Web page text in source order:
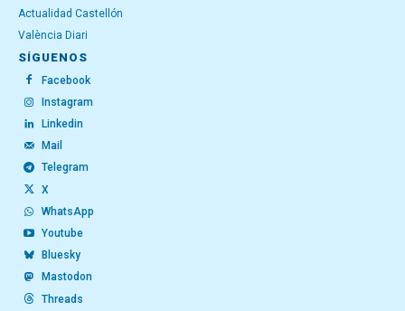
Actualidad Castellón
València Diari
SÍGUENOS
Facebook
Instagram
Linkedin
Mail
Telegram
X
WhatsApp
Youtube
Bluesky
Mastodon
Threads